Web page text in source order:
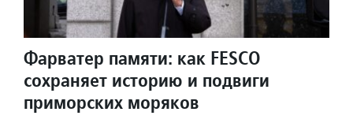
Фарватер памяти: как FESCO
сохраняет историю и подвиги
приморских моряков